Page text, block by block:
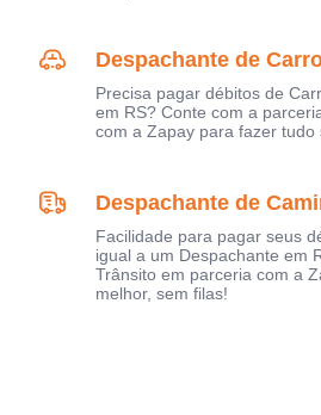
Despachante de
Precisa pagar débitos de
em RS? Conte com a
com a Zapay para fazer tudo
Despachante de
Facilidade para pagar seus
igual a um Despachante em
Trânsito em parceria com a
melhor, sem filas!